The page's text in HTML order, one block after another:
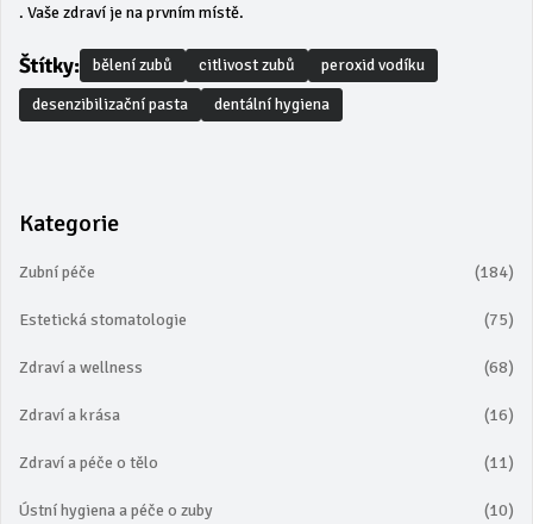
. Vaše zdraví je na prvním místě.
Štítky: bělení zubů citlivost zubů
peroxid vodíku
desenzibilizační pasta
dentální hygiena
Kategorie
Zubní péče (184)
Estetická stomatologie (75)
Zdraví a wellness (68)
Zdraví a krása (16)
Zdraví a péče o tělo (11)
Ústní hygiena a péče o zuby (10)